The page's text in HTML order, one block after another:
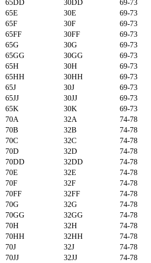
65DD 30DD 69-73
65E
30E 69-73
65F
30F 69-73
65FF
30FF 69-73
65G
30G 69-73
65GG
30GG 69-73
65H
30H 69-73
65HH
30HH 69-73
65J
30J 69-73
65JJ
30JJ 69-73
65K
30K 69-73
70А
32А 74-78
70B
32B 74-78
70C
32C 74-78
70D
32D 74-78
70DD
32DD 74-78
70E
32E 74-78
70F
32F 74-78
70FF
32FF 74-78
70G
32G 74-78
70GG
32GG 74-78
70H
32H 74-78
70HH
32HH 74-78
70J
32J 74-78
70JJ
32JJ 74-78